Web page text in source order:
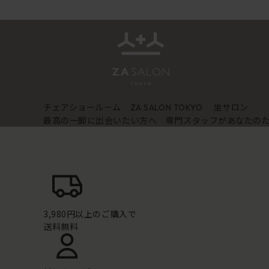
チェアショールーム ZA SALON TOKYO
坐サロン
最高の一脚に出会いたい方へ 専門スタッフがあなたの
3,980円以上のご購入で
送料無料